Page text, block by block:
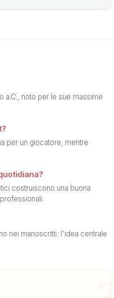
a.C., noto per le sue massime
per un giocatore, mentre
costruiscono una buona
nei manoscritti; l'idea centrale